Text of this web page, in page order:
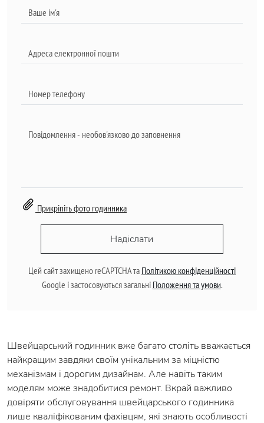
Прикріпіть фото годинника
Надіслати
Цей сайт захищено reCAPTCHA та Політикою конфіденційності
Google і застосовуються загальні Положення та умови.
Швейцарський годинник вже багато століть вважається
найкращим завдяки своїм унікальним за міцністю
механізмам і дорогим дизайнам. Але навіть таким
моделям може знадобитися ремонт. Вкрай важливо
довіряти обслуговування швейцарського годинника
лише кваліфікованим фахівцям, які знають особливості